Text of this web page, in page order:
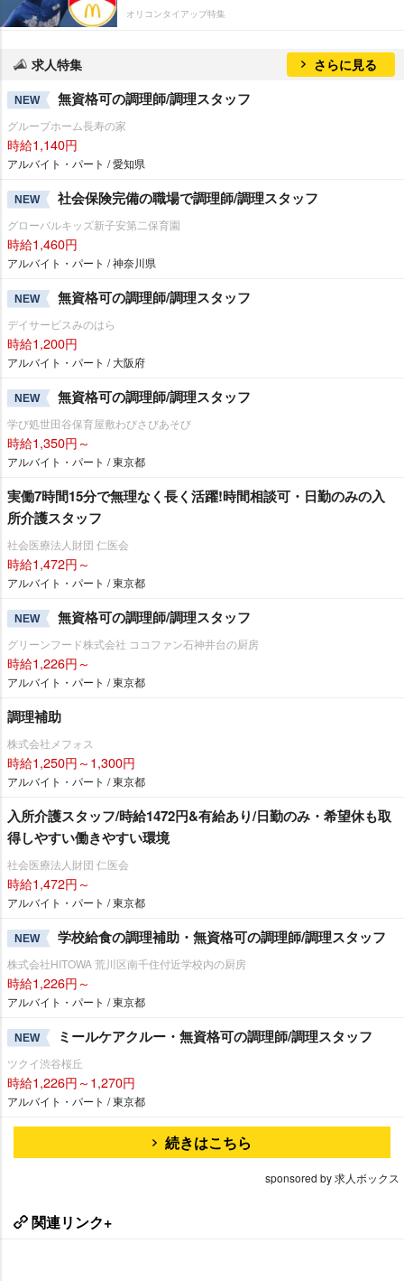
オリコンタイアップ特集
求人特集 さらに見る
NEW 無資格可の調理師/調理スタッフ
グループホーム長寿の家
時給1,140円
アルバイト・パート / 愛知県
NEW 社会保険完備の職場で調理師/調理スタッフ
グローバルキッズ新子安第二保育園
時給1,460円
アルバイト・パート / 神奈川県
NEW 無資格可の調理師/調理スタッフ
デイサービスみのはら
時給1,200円
アルバイト・パート / 大阪府
NEW 無資格可の調理師/調理スタッフ
学び処世田谷保育屋敷わびさびあそび
時給1,350円～
アルバイト・パート / 東京都
実働7時間15分で無理なく長く活躍!時間相談可・日勤のみの入
所介護スタッフ
社会医療法人財団 仁医会
時給1,472円～
アルバイト・パート / 東京都
NEW 無資格可の調理師/調理スタッフ
グリーンフード株式会社 ココファン石神井台の厨房
時給1,226円～
アルバイト・パート / 東京都
調理補助
株式会社メフォス
時給1,250円～1,300円
アルバイト・パート / 東京都
入所介護スタッフ/時給1472円&有給あり/日勤のみ・希望休も取
得しやすい働きやすい環境
社会医療法人財団 仁医会
時給1,472円～
アルバイト・パート / 東京都
NEW 学校給食の調理補助・無資格可の調理師/調理スタッフ
株式会社HITOWA 荒川区南千住付近学校内の厨房
時給1,226円～
アルバイト・パート / 東京都
NEW ミールケアクルー・無資格可の調理師/調理スタッフ
ツクイ渋谷桜丘
時給1,226円～1,270円
アルバイト・パート / 東京都
続きはこちら
sponsored by 求人ボックス
関連リンク+